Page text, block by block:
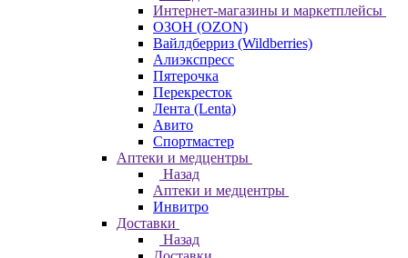
Интернет-магазины и маркетплейсы
ОЗОН (OZON)
Вайлдберриз (Wildberries)
Алиэкспресс
Пятерочка
Перекресток
Лента (Lenta)
Авито
Спортмастер
Аптеки и медцентры
Назад
Аптеки и медцентры
Инвитро
Доставки
Назад